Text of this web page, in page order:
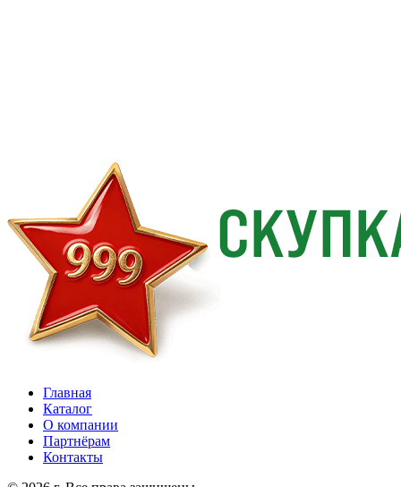
Главная
Каталог
О компании
Партнёрам
Контакты